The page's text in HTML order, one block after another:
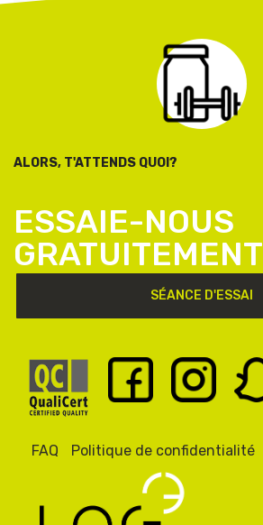
ALORS, T'ATTENDS QUOI?
ESSAIE-NOUS
GRATUITEMENT
SÉANCE D'ESSAI
PIED
FAQ Politique de confidentialité